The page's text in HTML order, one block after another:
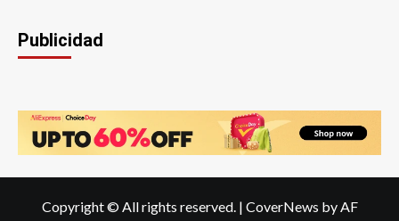
Publicidad
Copyright © All rights reserved. | CoverNews by AF